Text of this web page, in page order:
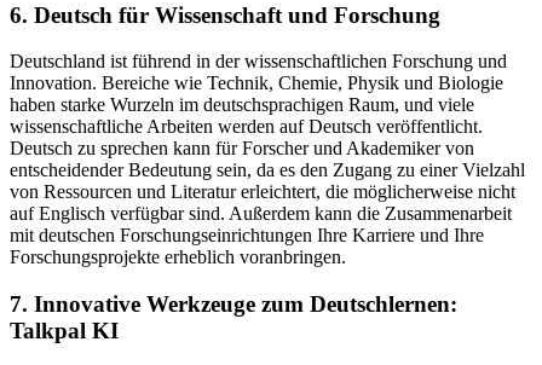
6. Deutsch für Wissenschaft und Forschung
Deutschland ist führend in der wissenschaftlichen Forschung und
Innovation. Bereiche wie Technik, Chemie, Physik und Biologie
haben starke Wurzeln im deutschsprachigen Raum, und viele
wissenschaftliche Arbeiten werden auf Deutsch veröffentlicht.
Deutsch zu sprechen kann für Forscher und Akademiker von
entscheidender Bedeutung sein, da es den Zugang zu einer Vielzahl
von Ressourcen und Literatur erleichtert, die möglicherweise nicht
auf Englisch verfügbar sind. Außerdem kann die Zusammenarbeit
mit deutschen Forschungseinrichtungen Ihre Karriere und Ihre
Forschungsprojekte erheblich voranbringen.
7. Innovative Werkzeuge zum Deutschlernen:
Talkpal KI